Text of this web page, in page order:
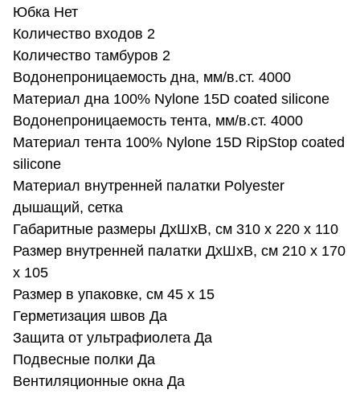
Юбка Нет
Количество входов 2
Количество тамбуров 2
Водонепроницаемость дна, мм/в.ст. 4000
Материал дна 100% Nylone 15D coated silicone
Водонепроницаемость тента, мм/в.ст. 4000
Материал тента 100% Nylone 15D RipStop coated
silicone
Материал внутренней палатки Polyester
дышащий, сетка
Габаритные размеры ДхШхВ, см 310 х 220 х 110
Размер внутренней палатки ДхШхВ, см 210 х 170
х 105
Размер в упаковке, см 45 х 15
Герметизация швов Да
Защита от ультрафиолета Да
Подвесные полки Да
Вентиляционные окна Да